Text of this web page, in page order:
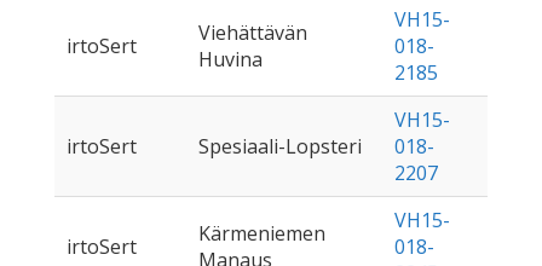
irtoSert
Viehättävän
Huvina
VH15-
018-
2185
irtoSert Spesiaali-Lopsteri
VH15-
018-
2207
irtoSert
Kärmeniemen
Manaus
VH15-
018-